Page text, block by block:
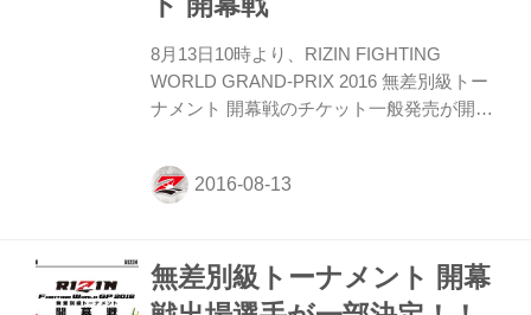
8月13日10時より、RIZIN FIGHTING
WORLD GRAND-PRIX 2016 無差別級トー
ナメント 開幕戦のチケット一般発売が開
異なります。各販売所でご確認ください。
■イープラス ファミリーマート各店でもお
セット＜Pｺｰﾄﾞ=684-354＞ ■ローソンチケ
ット TEL:0570-084-003 ＜Lｺｰﾄﾞ=31330＞
無差別級トーナメント 開幕